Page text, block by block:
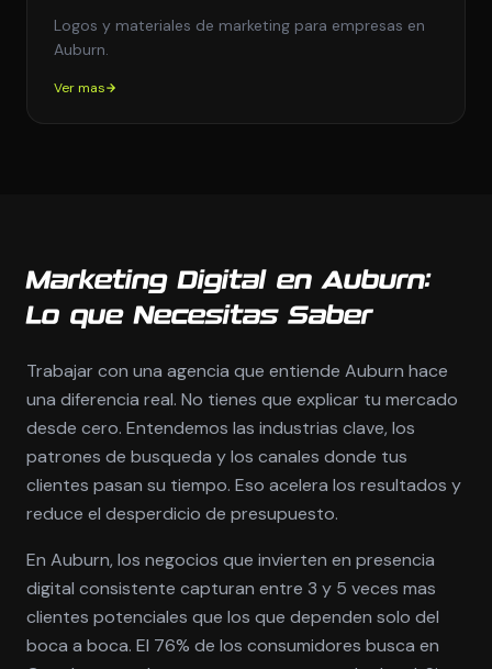
Logos y materiales de marketing para empresas en
Auburn.
Ver mas
Marketing Digital en Auburn:
Lo que Necesitas Saber
Trabajar con una agencia que entiende Auburn hace
una diferencia real. No tienes que explicar tu mercado
desde cero. Entendemos las industrias clave, los
patrones de busqueda y los canales donde tus
clientes pasan su tiempo. Eso acelera los resultados y
reduce el desperdicio de presupuesto.
En Auburn, los negocios que invierten en presencia
digital consistente capturan entre 3 y 5 veces mas
clientes potenciales que los que dependen solo del
boca a boca. El 76% de los consumidores busca en